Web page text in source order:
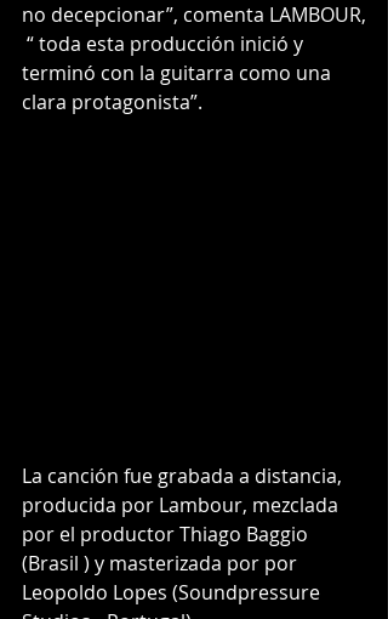
no decepcionar”, comenta LAMBOUR,
terminó con la guitarra como una
clara protagonista”.
La canción fue grabada a distancia,
producida por Lambour, mezclada
por el productor Thiago Baggio
(Brasil ) y masterizada por por
Leopoldo Lopes (Soundpressure